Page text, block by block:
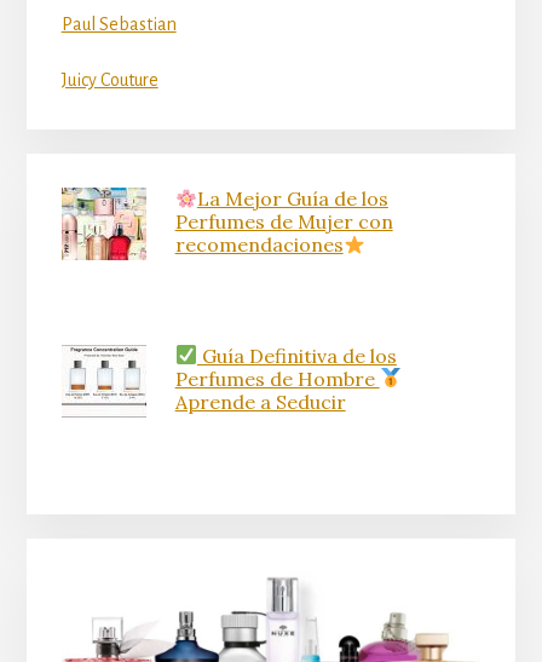
Paul Sebastian
Juicy Couture
La Mejor Guía de los
Perfumes de Mujer con
recomendaciones
Guía Definitiva de los
Perfumes de Hombre
Aprende a Seducir